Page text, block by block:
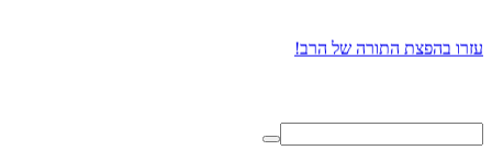
עזרו בהפצת התורה של הרב!